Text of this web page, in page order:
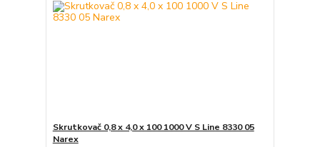
Skrutkovač 0,8 x 4,0 x 100 1000 V S Line 8330 05
Narex